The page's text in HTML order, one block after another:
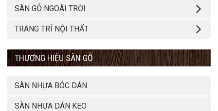
SÀN GỖ NGOÀI TRỜI
TRANG TRÍ NỘI THẤT
THƯƠNG HIỆU SÀN GỖ
SÀN NHỰA BÓC DÁN
SÀN NHỰA DÁN KEO